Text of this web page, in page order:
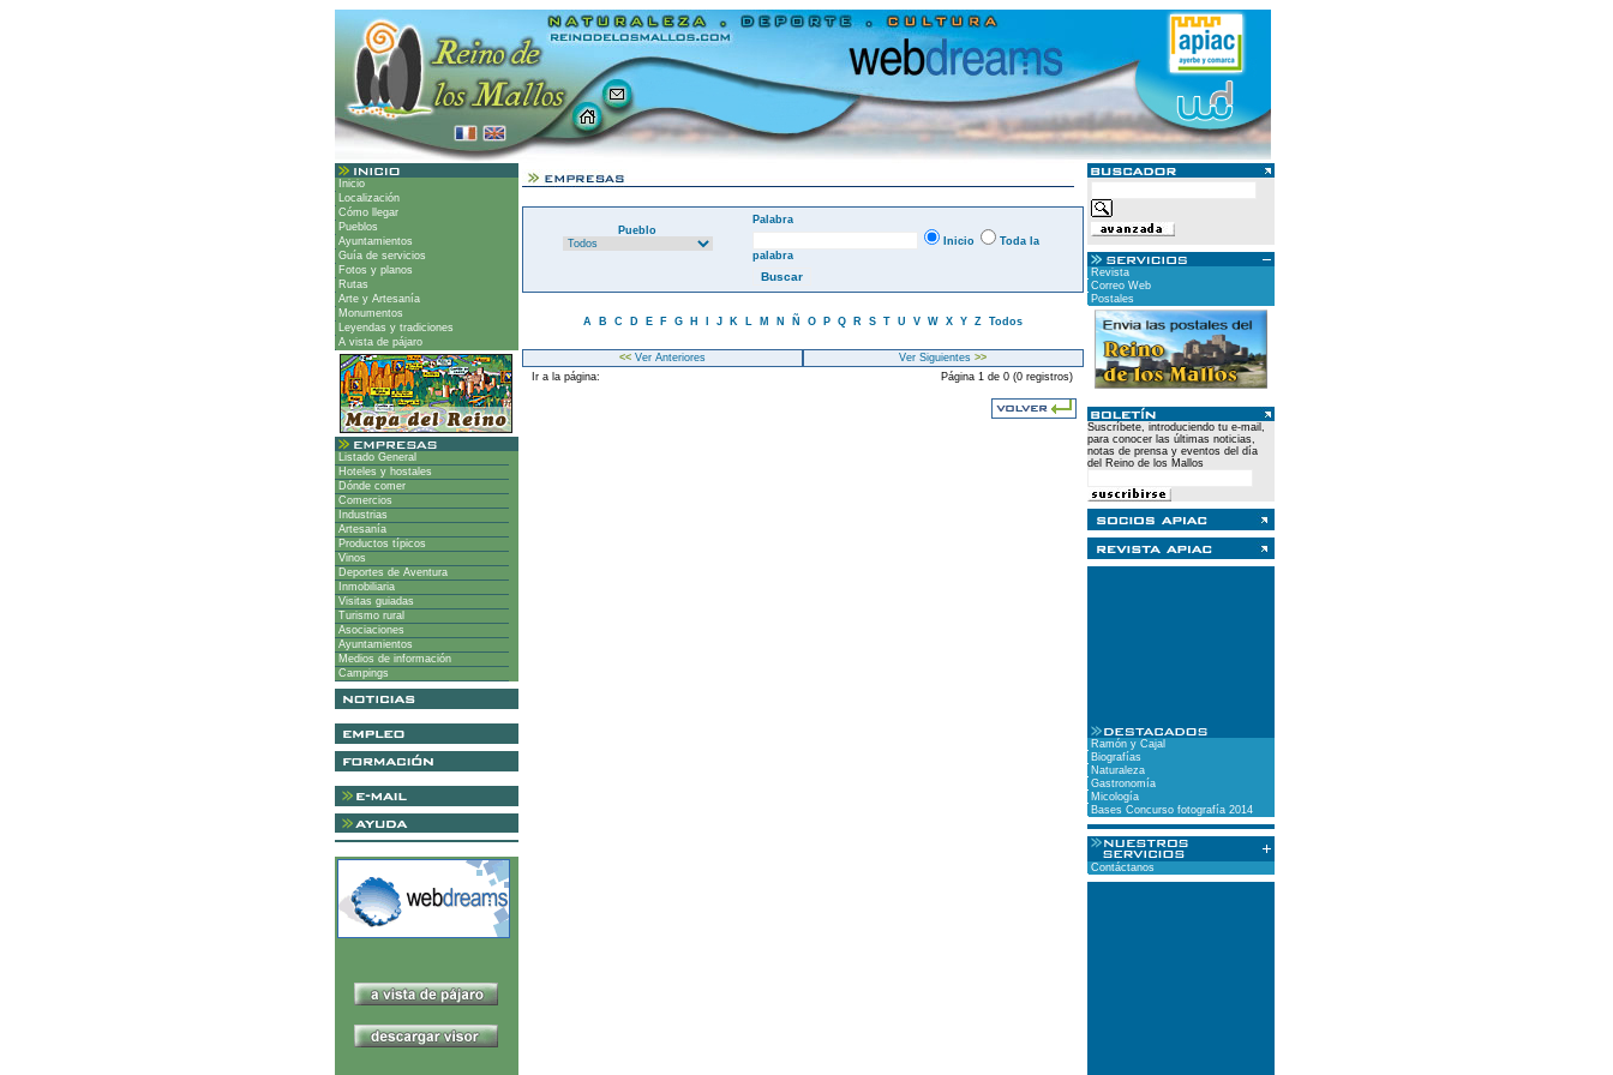
Inicio
Localización
Cómo llegar
Pueblos
Ayuntamientos
Guía de servicios
Fotos y planos
Rutas
Arte y Artesanía
Monumentos
Leyendas y tradiciones
A vista de pájaro
Listado General
Hoteles y hostales
Dónde comer
Comercios
Industrias
Artesanía
Productos típicos
Vinos
Deportes de Aventura
Inmobiliaria
Visitas guiadas
Turismo rural
Asociaciones
Ayuntamientos
Medios de información
Campings
Pueblo
Palabra
Inicio
Toda la
palabra
A B C D E F G H J K L M N Ñ O P Q R S T U V W X Y Z Todos
<<Ver Anteriores Ver Siguientes >>
Ir a la página:
Página 1 de 0 (0 registros)
Revista
Correo Web
Postales
Suscríbete, introduciendo tu e-mail,
para conocer las últimas noticias,
notas de prensa y eventos del día
del Reino de los Mallos
Ramón y Cajal
Biografías
Naturaleza
Gastronomía
Micología
Bases Concurso fotografía 2014
Contáctanos